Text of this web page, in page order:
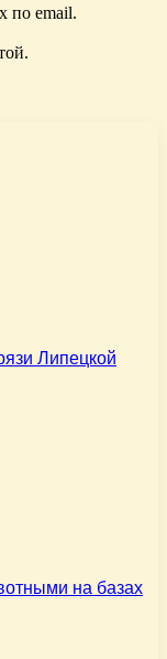
по email.
Липецкой
на базах